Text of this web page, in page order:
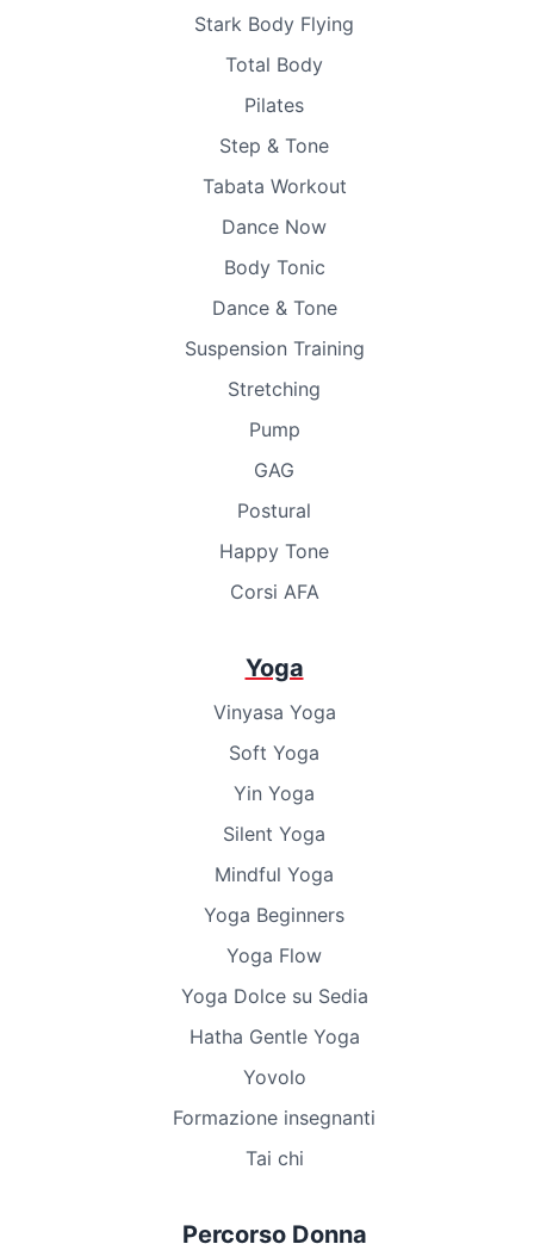
Stark Body Flying
Total Body
Pilates
Step & Tone
Tabata Workout
Dance Now
Body Tonic
Dance & Tone
Suspension Training
Stretching
Pump
GAG
Postural
Happy Tone
Corsi AFA
Yoga
Vinyasa Yoga
Soft Yoga
Yin Yoga
Silent Yoga
Mindful Yoga
Yoga Beginners
Yoga Flow
Yoga Dolce su Sedia
Hatha Gentle Yoga
Yovolo
Formazione insegnanti
Tai chi
Percorso Donna